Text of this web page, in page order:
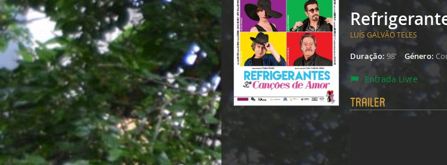
LUÍS GALVÃO TELES
Duração: 98' Género:
Entrada Livre
Trailer